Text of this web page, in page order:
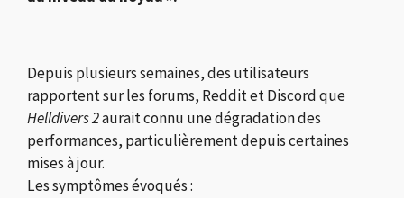
Depuis plusieurs semaines, des utilisateurs
rapportent sur les forums, Reddit et Discord que
Helldivers 2aurait connu une dégradation des
performances, particulièrement depuis certaines
mises à jour.
Les symptômes évoqués :